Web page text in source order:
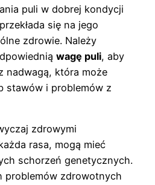
puli w dobrej kondycji
się na jego
zdrowie. Należy
wagę puli, aby
nadwagą, która może
stawów i problemów z
zdrowymi
rasa, mogą mieć
schorzeń genetycznych.
problemów zdrowotnych